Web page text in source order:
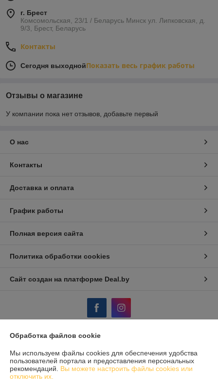
г. Брест
Комсомольская, 23/1 / Беларусь Минск ул. Липковская, д.
9/3, Брест, Беларусь
Контакты
Сегодня выходнойПоказать весь график работы
Отзывы о магазине
У компании пока нет отзывов, добавьте первый
О нас
Контакты
Доставка и оплата
График работы
Полная версия сайта
Политика обработки cookies
Сайт создан на платформе Deal.by
Юридическое лицо:ЧПТУП «МЕХАНИКА. ВУ»
224030 Брест ул. Комсомольская 23/1 оф.1
Обработка файлов cookie
Мы используем файлы cookies для обеспечения удобства
пользователей портала и предоставления персональных
рекомендаций. Вы можете настроить файлы cookies или
отключить их.